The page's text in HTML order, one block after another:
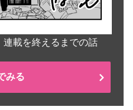
載を終えるまでの話
みる